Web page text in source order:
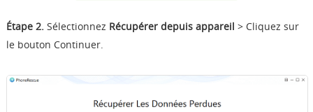
Étape 2.Sélectionnez Récupérer depuis appareil > Cliquez sur
le bouton Continuer.